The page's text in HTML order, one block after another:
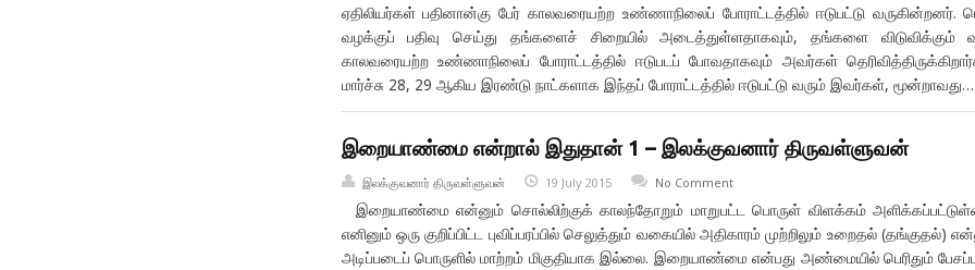
ஏதிலியர்கள் பதினான்கு பேர் காலவரையற்ற உண்ணாநிலைப் போராட்டத்தில் ஈடுபட்டு வருகின்றனர்.
வழக்குப் பதிவு செய்து தங்களைச் சிறையில் அடைத்துள்ளதாகவும், தங்களை விடுவிக்கும்
காலவரையற்ற உண்ணாநிலைப் போராட்டத்தில் ஈடுபடப் போவதாகவும் அவர்கள்
மார்ச்சு 28, 29 ஆகிய இரண்டு நாட்களாக இந்தப் போராட்டத்தில் ஈடுபட்டு வரும் இவர்கள், மூன்றாவது…
இறையாண்மை என்றால் இதுதான் 1 – இலக்குவனார் திருவள்ளுவன்
இலக்குவனார் திருவள்ளுவன் 19 July 2015 No Comment
இறையாண்மை என்னும் சொல்லிற்குக் காலந்தோறும் மாறுபட்ட பொருள் விளக்கம்
எனினும் ஒரு குறிப்பிட்ட புவிப்பரப்பில் செலுத்தும் வகையில் அதிகாரம் முற்றிலும் உறைதல் (தங்குதல்)
அடிப்படைப் பொருளில் மாற்றம் மிகுதியாக இல்லை. இறையாண்மை என்பது அண்மையில் பெரிதும்